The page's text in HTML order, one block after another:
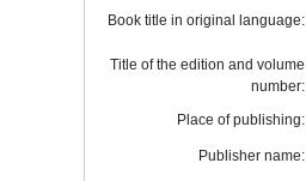
Book title in original language:
Title of the edition and volume
number:
Place of publishing:
Publisher name: